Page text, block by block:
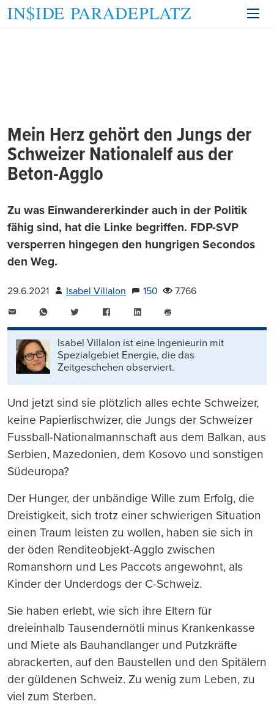
Mein Herz gehört den Jungs der
Schweizer Nationalelf aus der
Beton-Agglo
Zu was Einwandererkinder auch in der Politik
fähig sind, hat die Linke begriffen. FDP-SVP
versperren hingegen den hungrigen Secondos
den Weg.
29.6.2021 Isabel Villalon 150
7.766
WhatsAppTwitter FacebookLinkedIn
drucken
Isabel Villalon ist eine Ingenieurin mit
Spezialgebiet Energie, die das
Zeitgeschehen observiert.
Und jetzt sind sie plötzlich alles echte Schweizer,
keine Papierlischwizer, die Jungs der Schweizer
Fussball-Nationalmannschaft aus dem Balkan, aus
Serbien, Mazedonien, dem Kosovo und sonstigen
Südeuropa?
Der Hunger, der unbändige Wille zum Erfolg, die
Dreistigkeit, sich trotz einer schwierigen Situation
einen Traum leisten zu wollen, haben sie sich in
der öden Renditeobjekt-Agglo zwischen
Romanshorn und Les Paccots angewohnt, als
Kinder der Underdogs der C-Schweiz.
Sie haben erlebt, wie sich ihre Eltern für
dreieinhalb Tausendernötli minus Krankenkasse
und Miete als Bauhandlanger und Putzkräfte
abrackerten, auf den Baustellen und den Spitälern
der güldenen Schweiz. Zu wenig zum Leben, zu
viel zum Sterben.